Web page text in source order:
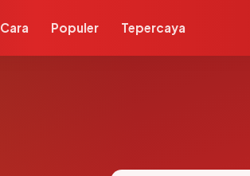
Cara Populer Tepercaya